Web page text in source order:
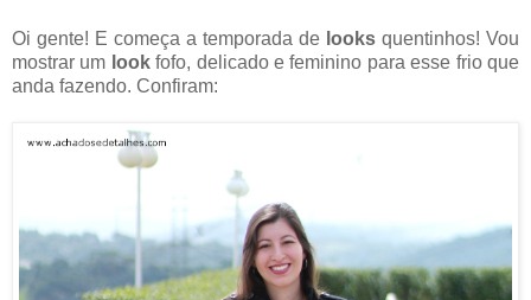
Oi gente! E começa a temporada de looks quentinhos! Vou
mostrar um lookfofo, delicado e feminino para esse frio que
anda fazendo. Confiram: